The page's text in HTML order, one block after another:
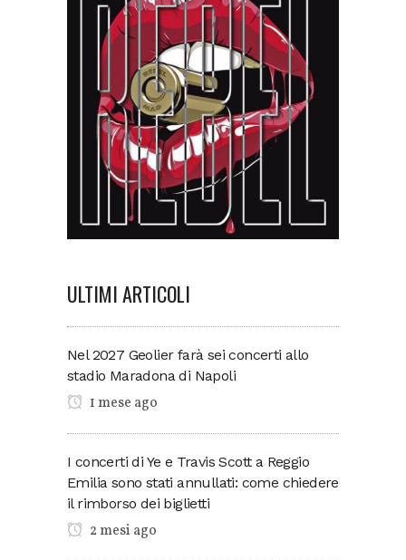
ULTIMI ARTICOLI
Nel 2027 Geolier farà sei concerti allo
stadio Maradona di Napoli
1 mese ago
I concerti di Ye e Travis Scott a Reggio
Emilia sono stati annullati: come chiedere
il rimborso dei biglietti
2 mesi ago